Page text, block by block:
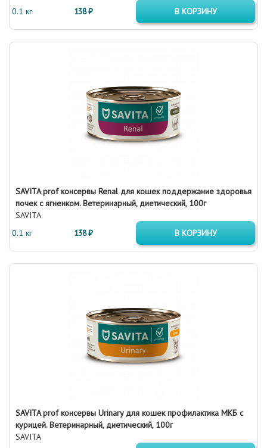
0.1 кг 138 ₽ В КОРЗИНУ
SAVITA prof консервы Renal для кошек поддержание здоровья
почек с ягненком. Ветеринарный, диетический, 100г
SAVITA
0.1 кг
138 ₽ В КОРЗИНУ
SAVITA prof консервы Urinary для кошек профилактика МКБ с
курицей. Ветеринарный, диетический, 100г
SAVITA